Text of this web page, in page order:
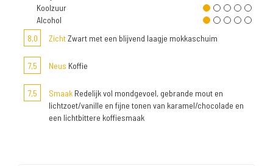
Koolzuur
Alcohol
8,0
ZichtZwart met een blijvend laagje mokkaschuim
7,5 Neus Koffie
7,5 Smaak Redelijk vol mondgevoel, gebrande mout en
lichtzoet/vanille en fijne tonen van karamel/chocolade en
een lichtbittere koffiesmaak